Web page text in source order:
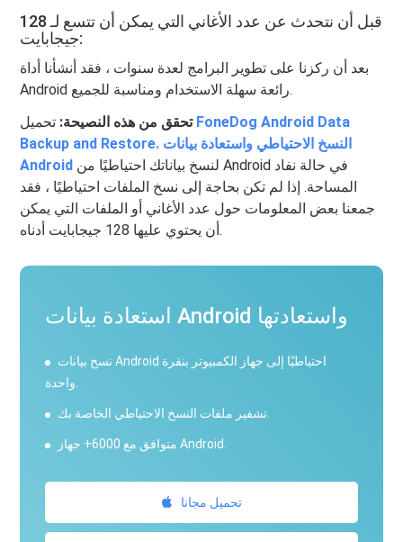
قبل أن نتحدث عن عدد الأغاني التي يمكن أن تتسع لـ 128
جيجابايت:
بعد أن ركزنا على تطوير البرامج لعدة سنوات ، فقد أنشأنا أداة
Android رائعة سهلة الاستخدام ومناسبة للجميع.
تحقق من هذه النصيحة:تحميل FoneDog Android Data
Backup and Restore. النسخ الاحتياطي واستعادة بيانات
Android لنسخ بياناتك احتياطيًا من Android في حالة نفاد
المساحة. إذا لم تكن بحاجة إلى نسخ الملفات احتياطيًا ، فقد
جمعنا بعض المعلومات حول عدد الأغاني أو الملفات التي يمكن
أن يحتوي عليها 128 جيجابايت أدناه.
استعادة بيانات Android واستعادتها
نسخ بيانات Android احتياطيًا إلى جهاز الكمبيوتر بنقرة
متوافق مع 6000+ جهاز Android.
تحميل مجانا